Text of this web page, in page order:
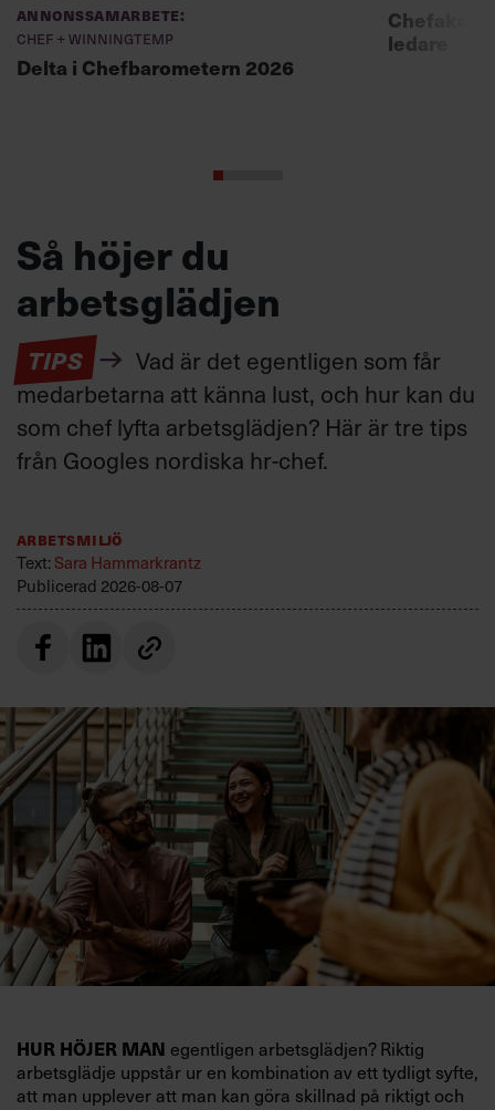
Annonssamarbete:
Chef + Winningtemp
Delta i Chefbarometern 2026
ledare
Så höjer du
arbetsglädjen
TIPS
Vad är det egentligen som får
medarbetarna att känna lust, och hur kan du
som chef lyfta arbetsglädjen? Här är tre tips
från Googles nordiska hr-chef.
Arbetsmiljö
Text: Sara Hammarkrantz
Publicerad 2026-08-07
HUR HÖJER MAN egentligen arbetsglädjen? Riktig
arbetsglädje uppstår ur en kombination av ett tydligt syfte,
att man upplever att man kan göra skillnad på riktigt och